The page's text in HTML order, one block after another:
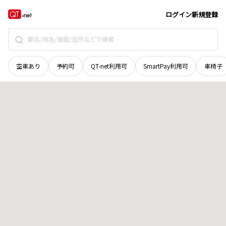
ログイン新規登録
空車あり 予約可 QT-net利用可 SmartPay利用可 車椅子
島根県